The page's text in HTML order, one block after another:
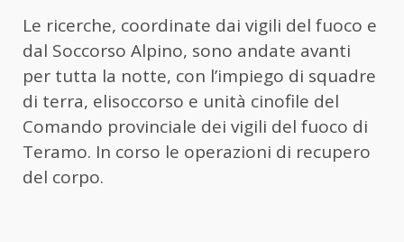
Le ricerche, coordinate dai vigili del fuoco e
dal Soccorso Alpino, sono andate avanti
per tutta la notte, con l’impiego di squadre
di terra, elisoccorso e unità cinofile del
Comando provinciale dei vigili del fuoco di
Teramo. In corso le operazioni di recupero
del corpo.